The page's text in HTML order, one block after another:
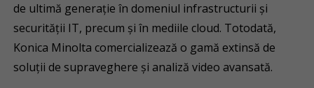
de ultimă generație în domeniul infrastructurii și
securității IT, precum și în mediile cloud. Totodată,
Konica Minolta comercializează o gamă extinsă de
soluții de supraveghere și analiză video avansată.